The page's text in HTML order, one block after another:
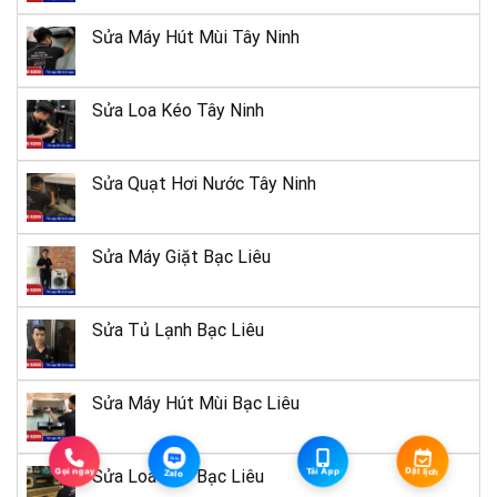
19
06 Trần Phú,
20 Bình Định
259 Đống Đa, P. Thị
Nại, TP. Quy Nhơn,
Bình Định
21
09 Võ Thị
Sáu, Phường
Liêu
22 Tây Ninh
Dương
Vương, Long
Thành Bắc,
Sửa Máy Hút Mùi Tây Ninh
Sửa Loa Kéo Tây Ninh
Sửa Quạt Hơi Nước Tây Ninh
Sửa Máy Giặt Bạc Liêu
Sửa Tủ Lạnh Bạc Liêu
Sửa Máy Hút Mùi Bạc Liêu
Sửa Loa Kéo Bạc Liêu
Gọi ngay
Zalo
Zalo Tải App Đặt lịch